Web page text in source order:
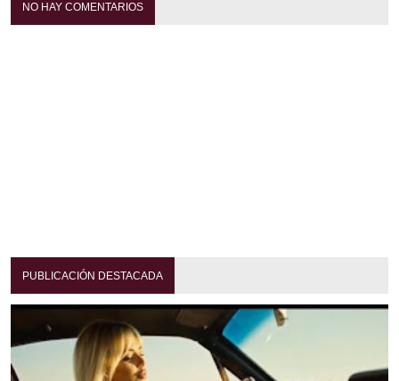
NO HAY COMENTARIOS
PUBLICACIÓN DESTACADA